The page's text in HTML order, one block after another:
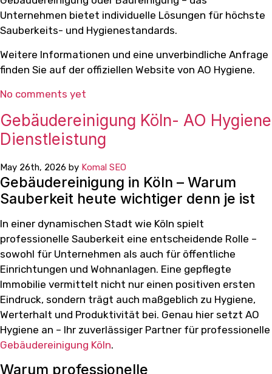
Unternehmen bietet individuelle Lösungen für höchste
Sauberkeits- und Hygienestandards.
Weitere Informationen und eine unverbindliche Anfrage
finden Sie auf der offiziellen Website von AO Hygiene.
No comments yet
Gebäudereinigung Köln- AO Hygiene
Dienstleistung
May 26th, 2026 by Komal SEO
Gebäudereinigung in Köln – Warum
Sauberkeit heute wichtiger denn je ist
In einer dynamischen Stadt wie Köln spielt
professionelle Sauberkeit eine entscheidende Rolle –
sowohl für Unternehmen als auch für öffentliche
Einrichtungen und Wohnanlagen. Eine gepflegte
Immobilie vermittelt nicht nur einen positiven ersten
Eindruck, sondern trägt auch maßgeblich zu Hygiene,
Werterhalt und Produktivität bei. Genau hier setzt AO
Hygiene an – Ihr zuverlässiger Partner für professionelle
Gebäudereinigung Köln.
Warum professionelle